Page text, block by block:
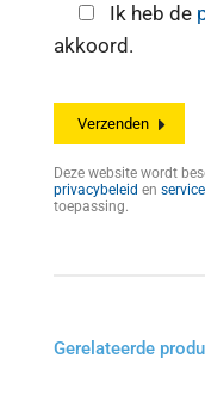
Ik heb de
akkoord.
Deze website wordt
privacybeleid en
toepassing.
Gerelateerde